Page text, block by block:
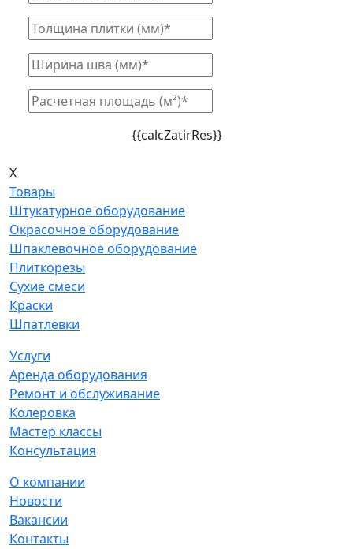
{{calcZatirRes}}
X
Товары
Штукатурное оборудование
Окрасочное оборудование
Шпаклевочное оборудование
Плиткорезы
Сухие смеси
Краски
Шпатлевки
Услуги
Аренда оборудования
Ремонт и обслуживание
Колеровка
Мастер классы
Консультация
О компании
Новости
Вакансии
Контакты